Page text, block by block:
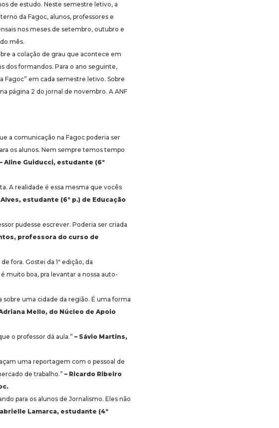
de estudo. Neste semestre letivo, a
da Fagoc, alunos, professores e
nos meses de setembro, outubro e
mês.
a colação de grau que acontece em
dos formandos. Para o ano seguinte,
Fagoc” em cada semestre letivo. Sobre
página 2 do jornal de novembro. A ANF
a comunicação na Fagoc poderia ser
os alunos. Nem sempre temos tempo
– Aline Guiducci, estudante (6º
A realidade é essa mesma que vocês
estudante (6º p.) de Educação
pudesse escrever. Poderia ser criada
professora do curso de
fora. Gostei da 1ª edição, da
muito boa, pra levantar a nossa auto-
uma cidade da região. É uma forma
Mello, do Núcleo de Apoio
o professor dá aula.” – Sávio Martins,
uma reportagem com o pessoal de
de trabalho.” – Ricardo Ribeiro
para os alunos de Jornalismo. Eles não
Lamarca, estudante (4º